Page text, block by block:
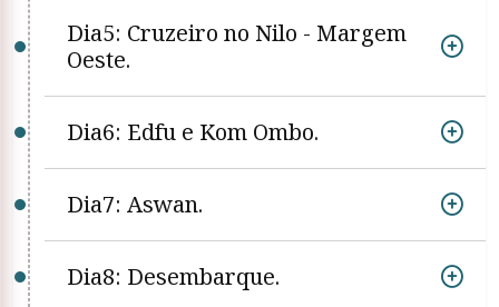
Dia5: Cruzeiro no Nilo - Margem
Oeste.
Dia6: Edfu e Kom Ombo.
Dia7: Aswan.
Dia8: Desembarque.